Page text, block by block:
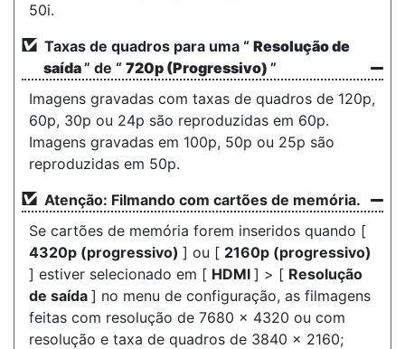
50i.
Taxas de quadros para uma “ Resolução de
saída” de “ 720p (Progressivo) ”
Imagens gravadas com taxas de quadros de 120p,
60p, 30p ou 24p são reproduzidas em 60p.
Imagens gravadas em 100p, 50p ou 25p são
reproduzidas em 50p.
Atenção: Filmando com cartões de memória.
Se cartões de memória forem inseridos quando [
4320p (progressivo) ] ou [ 2160p (progressivo)
] estiver selecionado em [ HDMI ] > [ Resolução
de saída ] no menu de configuração, as filmagens
feitas com resolução de 7680 × 4320 ou com
resolução e taxa de quadros de 3840 × 2160;